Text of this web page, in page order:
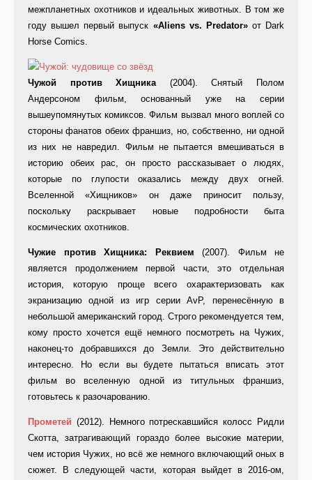
межпланетных охотников и идеальных животных. В том же
году вышел первый выпуск «Aliens vs. Predator»от Dark
Horse Comics.
Чужой против Хищника(2004). Снятый Полом
Андерсоном фильм, основанный уже на серии
вышеупомянутых комиксов. Фильм вызвал много воплей со
стороны фанатов обеих франшиз, но, собственно, ни одной
из них не навредил. Фильм не пытается вмешиваться в
историю обеих рас, он просто рассказывает о людях,
которые по глупости оказались между двух огней.
Вселенной «Хищников» он даже приносит пользу,
поскольку раскрывает новые подробности быта
космических охотников.
Чужие против Хищника: Реквием (2007). Фильм не
является продолжением первой части, это отдельная
история, которую проще всего охарактеризовать как
экранизацию одной из игр серии AvP, перенесённую в
небольшой американский город. Строго рекомендуется тем,
кому просто хочется ещё немного посмотреть на Чужих,
наконец-то добравшихся до Земли. Это действительно
интересно. Но если вы будете пытаться вписать этот
фильм во вселенную одной из титульных франшиз,
готовьтесь к разочарованию.
Прометей (2012). Немного потрескавшийся колосс Ридли
Скотта, затрагивающий гораздо более высокие материи,
чем история Чужих, но всё же немного включающий оных в
сюжет. В следующей части, которая выйдет в 2016-ом,